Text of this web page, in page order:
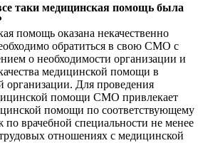
таки медицинская помощь была
помощь оказана некачественно
обратиться в свою СМО с
о необходимости организации и
медицинской помощи в
организации. Для проведения
помощи СМО привлекает
помощи по соответствующему
врачебной специальности не менее
отношениях с медицинской